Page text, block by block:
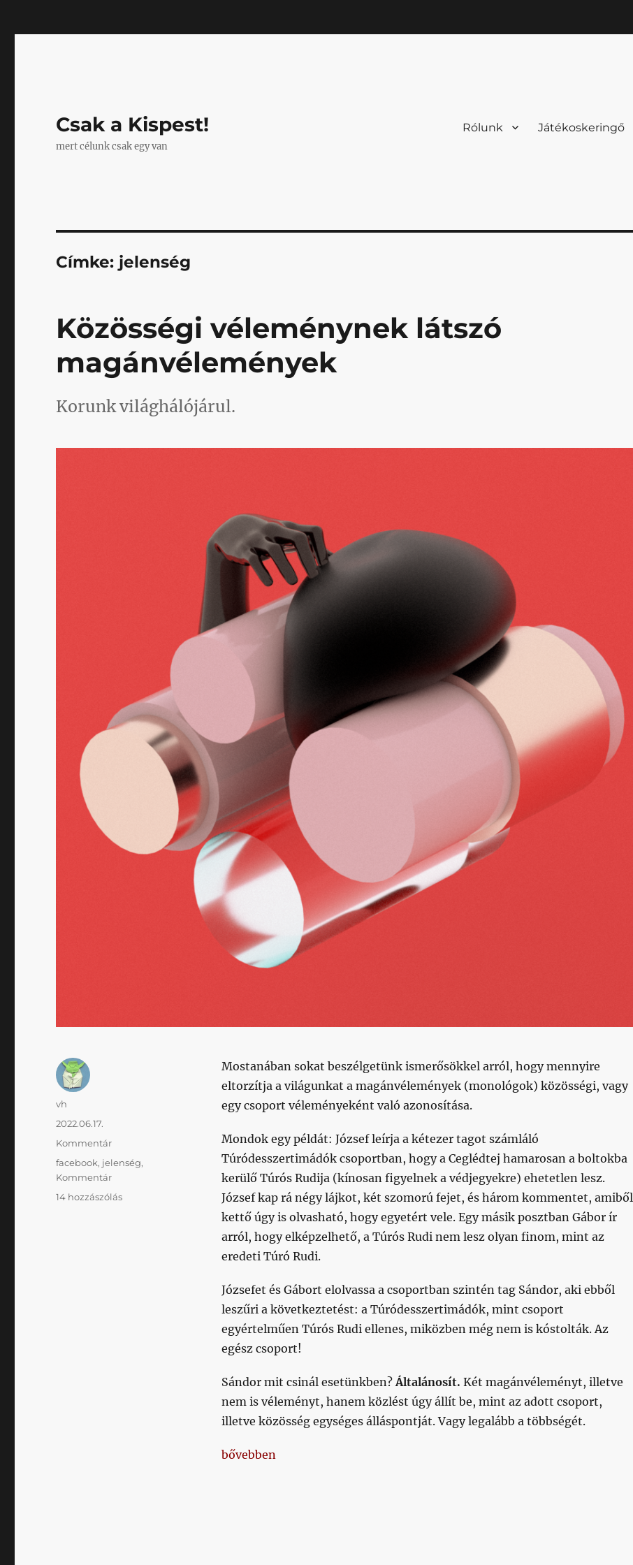
Csak a Kispest!
mert célunk csak egy van
Rólunk Játékoskeringő
Címke: jelenség
Közösségi véleménynek látszó
magánvélemények
Korunk világhálójárul.
Mostanában sokat beszélgetünk ismerősökkel arról, hogy mennyire
eltorzítja a világunkat a magánvélemények (monológok) közösségi, vagy
egy csoport véleményeként való azonosítása.
Mondok egy példát: József leírja a kétezer tagot számláló
Túródesszertimádók csoportban, hogy a Ceglédtej hamarosan a boltokba
kerülő Túrós Rudija (kínosan figyelnek a védjegyekre) ehetetlen lesz.
József kap rá négy lájkot, két szomorú fejet, és három kommentet, amiből
kettő úgy is olvasható, hogy egyetért vele. Egy másik posztban Gábor ír
arról, hogy elképzelhető, a Túrós Rudi nem lesz olyan finom, mint az
eredeti Túró Rudi.
Józsefet és Gábort elolvassa a csoportban szintén tag Sándor, aki ebből
leszűri a következtetést: a Túródesszertimádók, mint csoport
egyértelműen Túrós Rudi ellenes, miközben még nem is kóstolták. Az
egész csoport!
Sándor mit csinál esetünkben? Általánosít. Két magánvéleményt, illetve
nem is véleményt, hanem közlést úgy állít be, mint az adott csoport,
illetve közösség egységes álláspontját. Vagy legalább a többségét.
„Közösségi véleménynek látszó magánvélemények”
bővebben
Szerző
vh
Közzétéve
2022.06.17.
Kategória
Kommentár
Címke
facebook, jelenség,
Kommentár
14 hozzászólásKözösségi